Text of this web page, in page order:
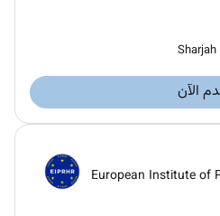
Sharjah
الآن
European Institute of